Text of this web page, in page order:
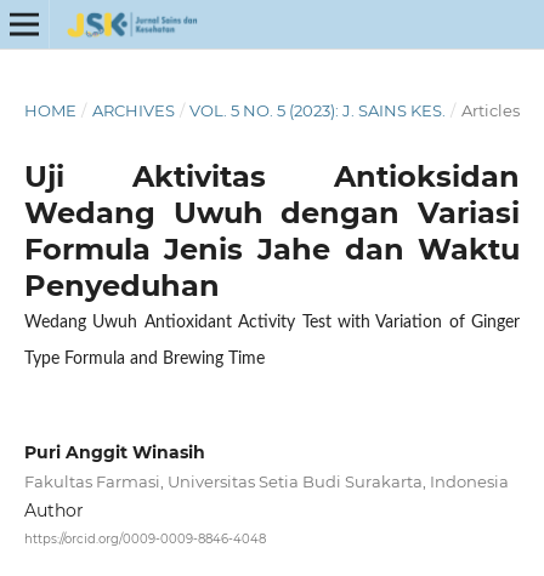
HOME / ARCHIVES / VOL. 5 NO. 5 (2023): J. SAINS KES. / Articles
Uji Aktivitas Antioksidan
Wedang Uwuh dengan Variasi
Formula Jenis Jahe dan Waktu
Penyeduhan
Wedang Uwuh Antioxidant Activity Test with Variation of Ginger
Type Formula and Brewing Time
Puri Anggit Winasih
Fakultas Farmasi, Universitas Setia Budi Surakarta, Indonesia
Author
https://orcid.org/0009-0009-8846-4048